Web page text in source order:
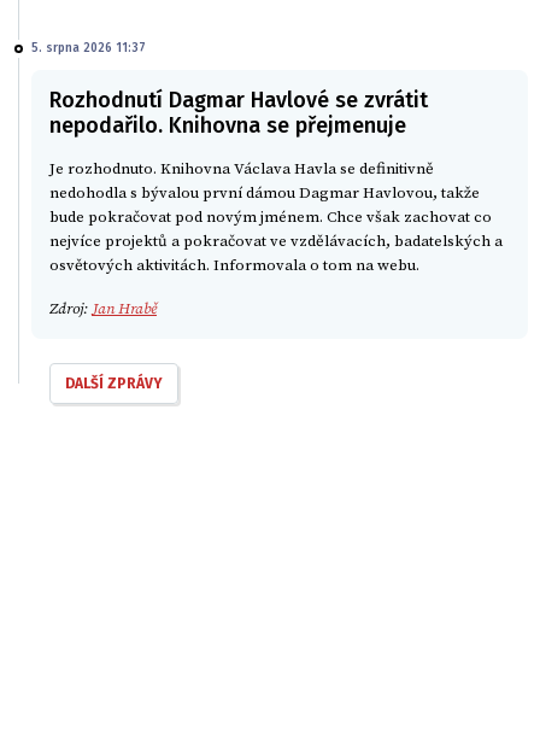
5. srpna 2026 11:37
Rozhodnutí Dagmar Havlové se zvrátit
nepodařilo. Knihovna se přejmenuje
Je rozhodnuto. Knihovna Václava Havla se definitivně
nedohodla s bývalou první dámou Dagmar Havlovou, takže
bude pokračovat pod novým jménem. Chce však zachovat co
nejvíce projektů a pokračovat ve vzdělávacích, badatelských a
osvětových aktivitách. Informovala o tom na webu.
Zdroj: Jan Hrabě
DALŠÍ ZPRÁVY